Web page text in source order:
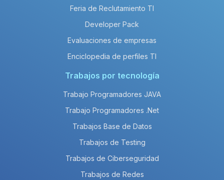
Feria de Reclutamiento TI
Developer Pack
Evaluaciones de empresas
Enciclopedia de perfiles TI
Trabajos por tecnología
Trabajo Programadores JAVA
Trabajo Programadores .Net
Trabajos Base de Datos
Trabajos de Testing
Trabajos de Ciberseguridad
Trabajos de Redes